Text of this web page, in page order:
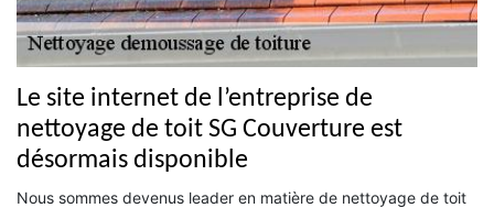
Le site internet de l’entreprise de
nettoyage de toit SG Couverture est
désormais disponible
Nous sommes devenus leader en matière de nettoyage de toit